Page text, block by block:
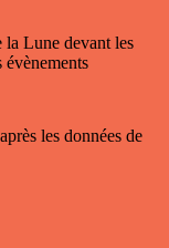
la Lune devant les
évènements
les données de